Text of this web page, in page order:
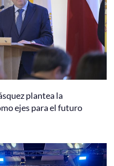
plantea la
ejes para el futuro